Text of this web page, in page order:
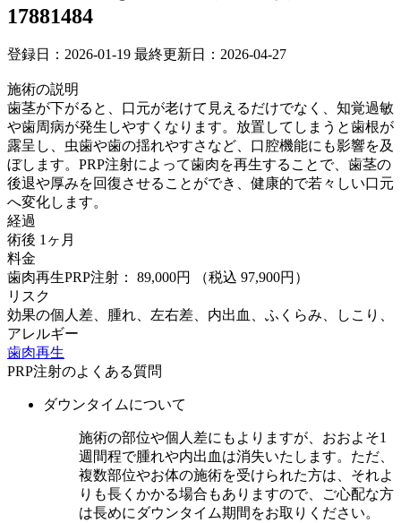
17881484
登録日：2026-01-19 最終更新日：2026-04-27
施術の説明
歯茎が下がると、口元が老けて見えるだけでなく、知覚過敏
や歯周病が発生しやすくなります。放置してしまうと歯根が
露呈し、虫歯や歯の揺れやすさなど、口腔機能にも影響を及
ぼします。PRP注射によって歯肉を再生することで、歯茎の
後退や厚みを回復させることができ、健康的で若々しい口元
へ変化します。
経過
術後 1ヶ月
料金
歯肉再生PRP注射： 89,000円
（税込 97,900円）
リスク
効果の個人差、腫れ、左右差、内出血、ふくらみ、しこり、
アレルギー
歯肉再生
PRP注射のよくある質問
ダウンタイムについて
施術の部位や個人差にもよりますが、おおよそ1
週間程で腫れや内出血は消失いたします。ただ、
複数部位やお体の施術を受けられた方は、それよ
りも長くかかる場合もありますので、ご心配な方
は長めにダウンタイム期間をお取りください。